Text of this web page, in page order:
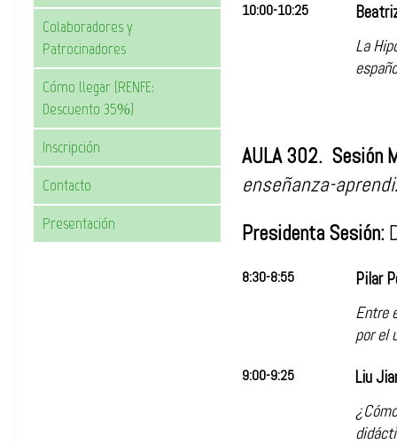
Colaboradores y
Patrocinadores
Cómo llegar (RENFE:
Descuento 35%)
Inscripción
Contacto
Presentación
10:00-10:25
La
AULA 302. Sesión
enseñanza-
Presidenta Sesión:
8:30-8:55
Pilar
Entre
por el
9:00-9:25
Liu